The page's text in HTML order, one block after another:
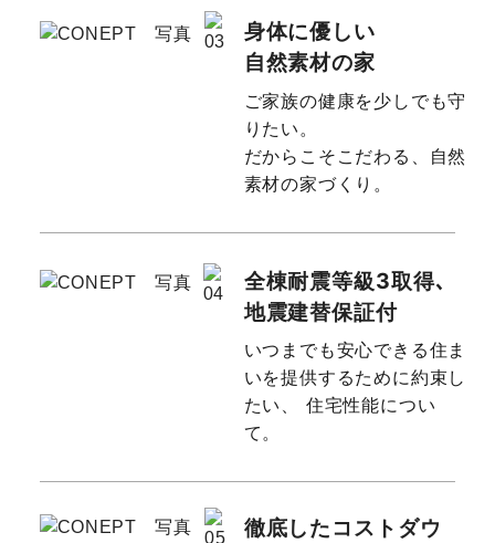
身体に優しい
自然素材の家
ご家族の健康を少しでも守
りたい。
だからこそこだわる、自然
素材の家づくり。
全棟耐震等級3取得､
地震建替保証付
いつまでも安心できる住ま
いを提供するために約束し
たい、
住宅性能につい
て。
徹底したコストダウ